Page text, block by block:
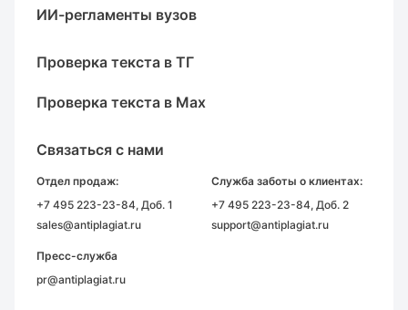
ИИ-регламенты вузов
Проверка текста в ТГ
Проверка текста в Max
Связаться с нами
Отдел продаж:
+7 495 223-23-84, Доб. 1
sales@antiplagiat.ru
Служба заботы о клиентах:
+7 495 223-23-84, Доб. 2
support@antiplagiat.ru
Пресс-служба
pr@antiplagiat.ru